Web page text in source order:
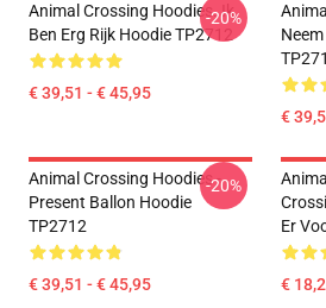
Animal Crossing Hoodies. Ik
Ben Erg Rijk Hoodie TP2712
€ 39,51 - € 45,95
-20%
€
Animal Crossing Hoodies -
Present Ballon Hoodie
TP2712
€ 39,51 - € 45,95
-20%
Er
€